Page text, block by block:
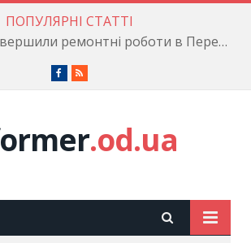
ПОПУЛЯРНІ СТАТТІ
Енергетики завершили ремонтні роботи в Пересипському районі
Facebook
RSS
.od.ua